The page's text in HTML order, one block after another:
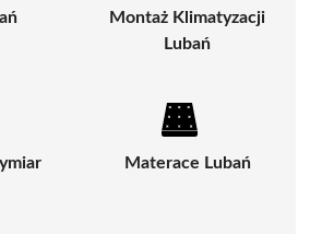
Montaż Klimatyzacji
Lubań
Materace Lubań